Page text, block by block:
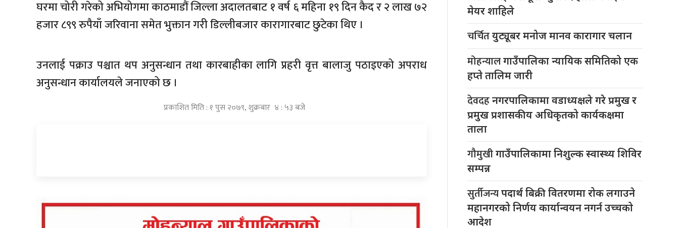
घरमा चोरी गरेको अभियोगमा काठमाडौं जिल्ला अदालतबाट १ वर्ष ६ महिना १९ दिन कैद र २ लाख ७२
हजार ८९९ रुपैयाँ जरिवाना समेत भुक्तान गरी डिल्लीबजार कारागारबाट छुटेका थिए ।
उनलाई पक्राउ पश्चात थप अनुसन्धान तथा कारबाहीका लागि प्रहरी वृत्त बालाजु पठाइएको अपराध
अनुसन्धान कार्यालयले जनाएको छ ।
प्रकाशित मिति : १ पुस २०७९, शुक्रबार ४ : ५३ बजे
मेयर शाहिले
चर्चितयुट्यूबर मनोज मानव कारागार चलान
मोहन्यालगाउँपालिका न्यायिक समितिको एक
हप्ते तालिम जारी
देवदहनगरपालिकामा वडाध्यक्षले गरे प्रमुख र
प्रमुख प्रशासकीय अधिकृतको कार्यकक्षमा
ताला
गौमुखीगाउँपालिकामा निशुल्क स्वास्थ्य शिविर
सम्पन्न
सुर्तीजन्यपदार्थ बिक्री वितरणमा रोक लगाउने
महानगरको निर्णय कार्यान्वयन नगर्न उच्चको
आदेश